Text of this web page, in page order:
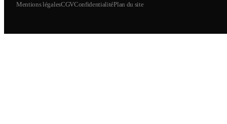
Mentions légalesCGVConfidentialitéPlan du site